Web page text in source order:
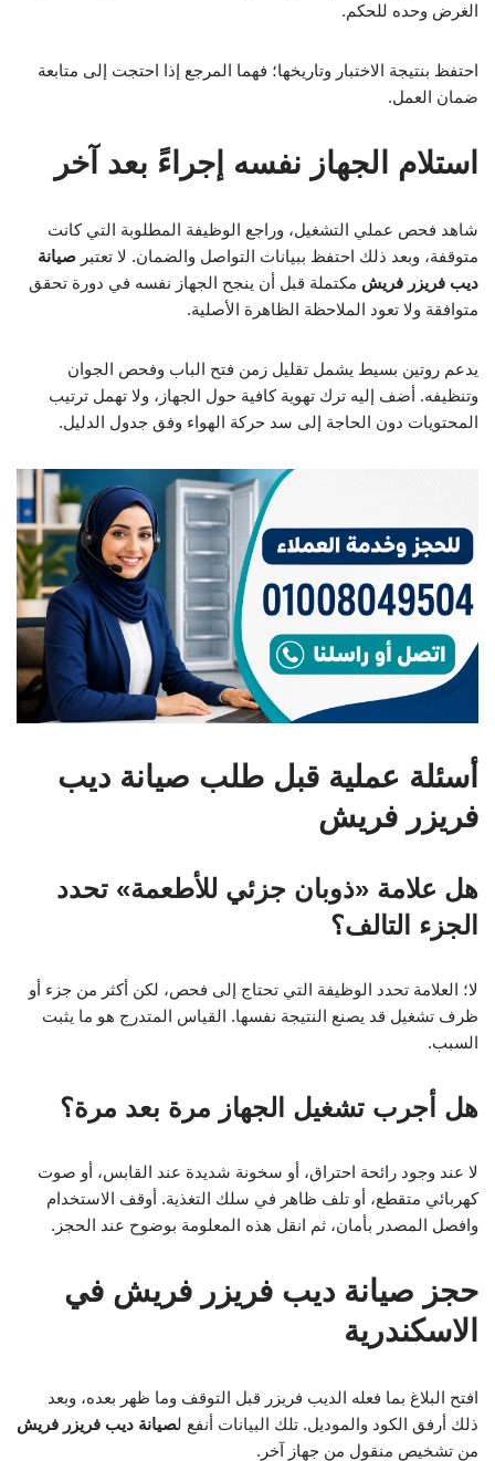
الغرض وحده للحكم.
احتفظ بنتيجة الاختبار وتاريخها؛ فهما المرجع إذا احتجت إلى متابعة
ضمان العمل.
استلام الجهاز نفسه إجراءً بعد آخر
شاهد فحص عملي التشغيل، وراجع الوظيفة المطلوبة التي كانت
متوقفة، وبعد ذلك احتفظ ببيانات التواصل والضمان. لا تعتبر صيانة
ديب فريزر فريش مكتملة قبل أن ينجح الجهاز نفسه في دورة تحقق
متوافقة ولا تعود الملاحظة الظاهرة الأصلية.
يدعم روتين بسيط يشمل تقليل زمن فتح الباب وفحص الجوان
وتنظيفه. أضف إليه ترك تهوية كافية حول الجهاز، ولا تهمل ترتيب
المحتويات دون الحاجة إلى سد حركة الهواء وفق جدول الدليل.
أسئلة عملية قبل طلب صيانة ديب
فريزر فريش
هل علامة «ذوبان جزئي للأطعمة» تحدد
الجزء التالف؟
لا؛ العلامة تحدد الوظيفة التي تحتاج إلى فحص، لكن أكثر من جزء أو
ظرف تشغيل قد يصنع النتيجة نفسها. القياس المتدرج هو ما يثبت
السبب.
هل أجرب تشغيل الجهاز مرة بعد مرة؟
لا عند وجود رائحة احتراق، أو سخونة شديدة عند القابس، أو صوت
كهربائي متقطع، أو تلف ظاهر في سلك التغذية. أوقف الاستخدام
وافصل المصدر بأمان، ثم انقل هذه المعلومة بوضوح عند الحجز.
حجز صيانة ديب فريزر فريش في
الاسكندرية
افتح البلاغ بما فعله الديب فريزر قبل التوقف وما ظهر بعده، وبعد
ذلك أرفق الكود والموديل. تلك البيانات أنفع لصيانة ديب فريزر فريش
من تشخيص منقول من جهاز آخر.